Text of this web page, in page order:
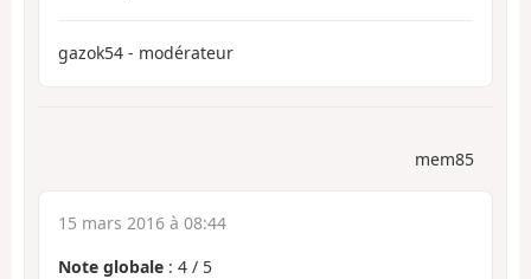
gazok54 - modérateur
mem85
15 mars 2016 à 08:44
Note globale : 4 / 5